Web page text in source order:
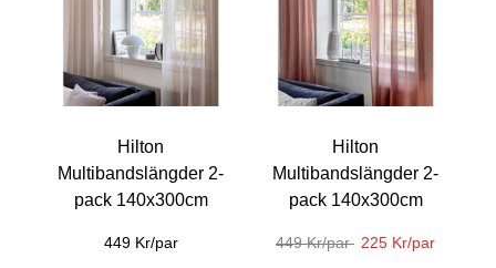
Hilton
Multibandslängder 2-
pack 140x300cm
449 Kr/par
Hilton
Multibandslängder 2-
pack 140x300cm
449 Kr/par 225 Kr/par